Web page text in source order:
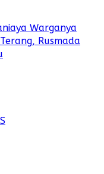
Warganya
Rusmada